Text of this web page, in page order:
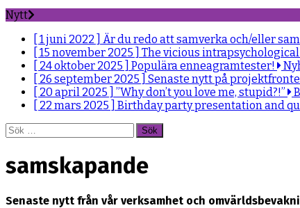
Nytt
[ 1 juni 2022 ] Är du redo att samverka och/eller
[ 15 november 2025 ] The vicious
[ 24 oktober 2025 ] Populära enneagramtester!
[ 26 september 2025 ] Senaste nytt på
[ 20 april 2025 ] ”Why don’t you love me, stupid?!”
[ 22 mars 2025 ] Birthday party presentation and
Sök
efter:
samskapande
Senaste nytt från vår verksamhet och